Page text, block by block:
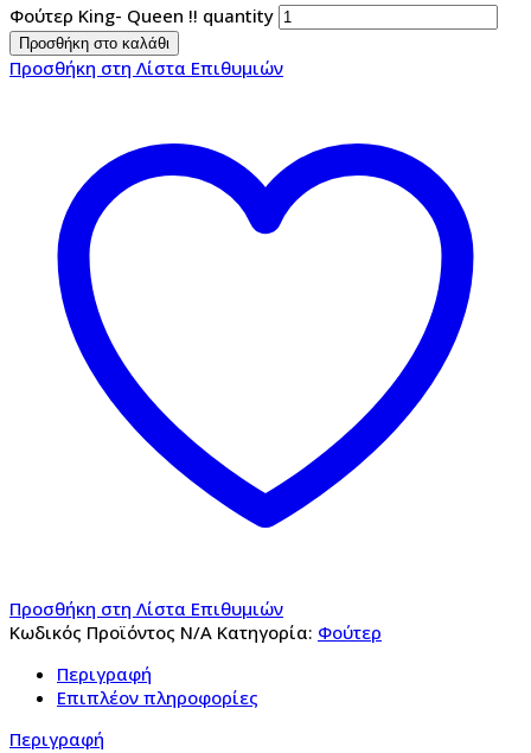
Φούτερ King- Queen !! quantity
Προσθήκη στο καλάθι
Προσθήκη στη Λίστα Επιθυμιών
Προσθήκη στη Λίστα Επιθυμιών
Κωδικός Προϊόντος N/A Κατηγορία: Φούτερ
Περιγραφή
Επιπλέον πληροφορίες
Περιγραφή